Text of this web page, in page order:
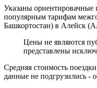
Указаны ориентировачные
популярным тарифам
Башкортостан) в Алейск
Цены не являются
представлены
Средняя стоимость
данные не подгрузились -